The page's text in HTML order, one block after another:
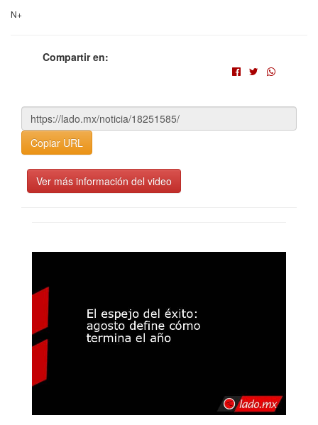
N+
Compartir en:
Copiar URL
Ver más información del video